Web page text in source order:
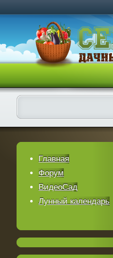
Главная
Форум
ВидеоСад
Лунный календарь